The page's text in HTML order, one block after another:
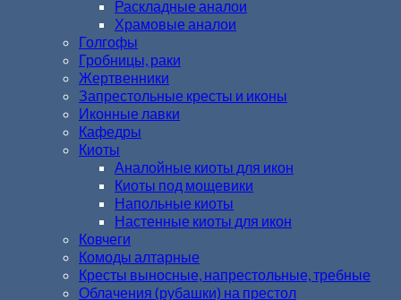
Раскладные аналои
Храмовые аналои
Голгофы
Гробницы, раки
Жертвенники
Запрестольные кресты и иконы
Иконные лавки
Кафедры
Киоты
Аналойные киоты для икон
Киоты под мощевики
Напольные киоты
Настенные киоты для икон
Ковчеги
Комоды алтарные
Кресты выносные, напрестольные, требные
Облачения (рубашки) на престол